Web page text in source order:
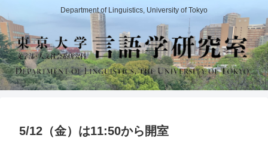
Department of Linguistics, University of Tokyo
5/12（金）は11:50から開室